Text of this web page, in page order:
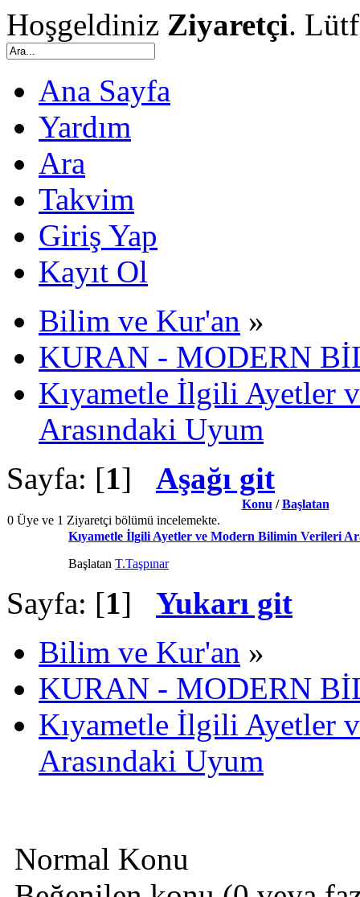
Hoşgeldiniz Ziyaretçi.
Ana Sayfa
Yardım
Ara
Takvim
Giriş Yap
Kayıt Ol
Bilim ve Kur'an »
KURAN - MODERN
Kıyametle İlgili Ayetler
Arasındaki Uyum
Sayfa: [1] Aşağı git
Konu /Başlatan
0 Üye ve 1 Ziyaretçi bölümü incelemekte.
Kıyametle İlgili Ayetler ve Modern Bilimin Verileri
Başlatan T.Taşpınar
Sayfa: [1] Yukarı git
Bilim ve Kur'an »
KURAN - MODERN
Kıyametle İlgili Ayetler
Arasındaki Uyum
Normal Konu